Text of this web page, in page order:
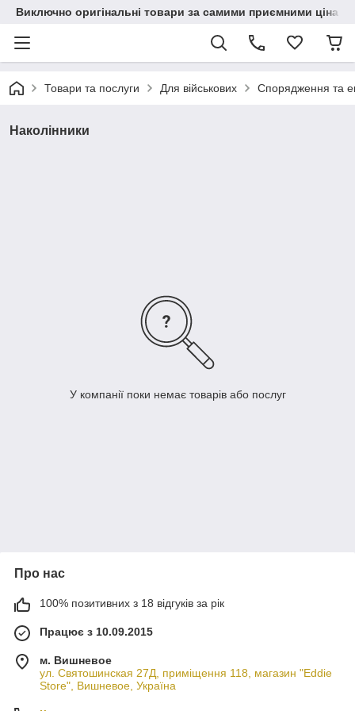
Виключно оригінальні товари за самими приємними
Товари та послуги Для військових Спорядження та
Наколінники
У компанії поки немає товарів або послуг
Про нас
100% позитивних з 18 відгуків за рік
Працює з 10.09.2015
м. Вишневое
ул. Святошинская 27Д, приміщення 118, магазин "Eddie
Store", Вишневое, Україна